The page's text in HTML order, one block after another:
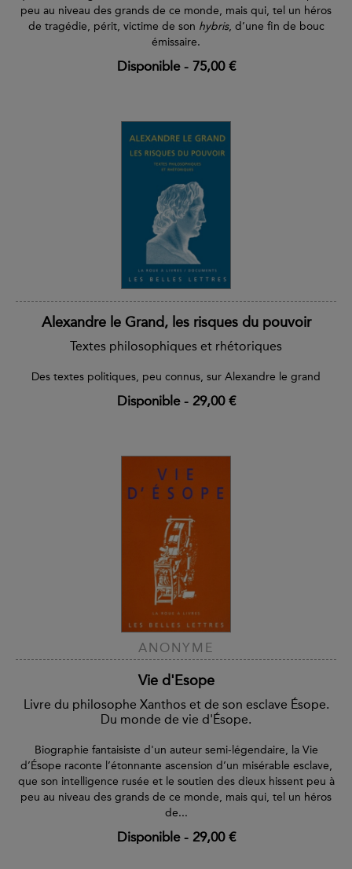
peu au niveau des grands de ce monde, mais qui, tel un héros
de tragédie, périt, victime de son hybris, d’une fin de bouc
émissaire.
Disponible- 75,00 €
Alexandre le Grand, les risques du pouvoir
Textes philosophiques et rhétoriques
Des textes politiques, peu connus, sur Alexandre le grand
Disponible- 29,00 €
ANONYME
Vie d'Esope
Livre du philosophe Xanthos et de son esclave Ésope.
Du monde de vie d'Ésope.
Biographie fantaisiste d'un auteur semi-légendaire, la Vie
d’Ésope raconte l’étonnante ascension d’un misérable esclave,
que son intelligence rusée et le soutien des dieux hissent peu à
peu au niveau des grands de ce monde, mais qui, tel un héros
de...
Disponible- 29,00 €